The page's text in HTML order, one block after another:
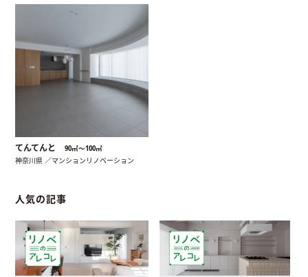
てんてんと 90㎡〜100㎡
神奈川県 ／マンションリノベーション
人気の記事